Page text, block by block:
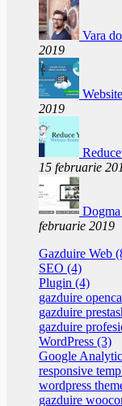
Vara
2019
2019
15 februarie
Dogma
februarie 2019
Gazduire Web
SEO (4)
Plugin (4)
gazduire
gazduire
gazduire
WordPress (3)
Google
responsive
wordpress
gazduire